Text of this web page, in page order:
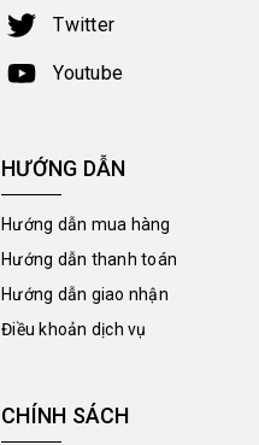
Twitter
Youtube
HƯỚNG DẪN
Hướng dẫn mua hàng
Hướng dẫn thanh toán
Hướng dẫn giao nhận
Điều khoản dịch vụ
CHÍNH SÁCH